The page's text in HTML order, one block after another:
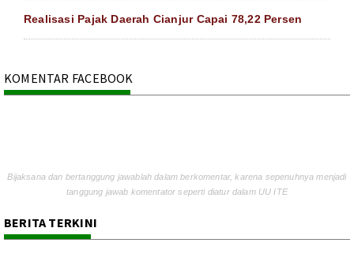
Realisasi Pajak Daerah Cianjur Capai 78,22 Persen
KOMENTAR FACEBOOK
Bijaksana dan bertanggung jawablah dalam berkomentar, karena sepenuhnya menjadi
tanggung jawab komentator seperti diatur dalam UU ITE
BERITA TERKINI